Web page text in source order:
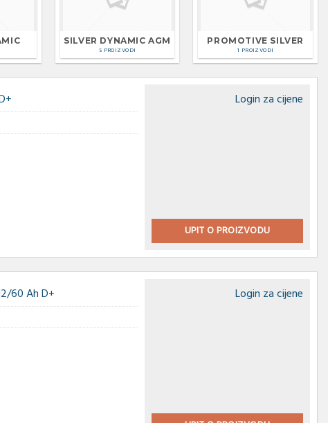
SILVER DYNAMIC AGM
5 PROIZVODI
PROMOTIVE SILVER
1 PROIZVODI
Login za cijene
UPIT O PROIZVODU
60 Ah D+ Login za cijene